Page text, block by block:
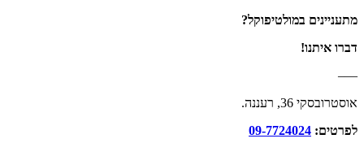
מתעניינים במולטיפוקל?
דברו איתנו!
—–
אוסטרובסקי 36, רעננה.
לפרטים: 09-7724024